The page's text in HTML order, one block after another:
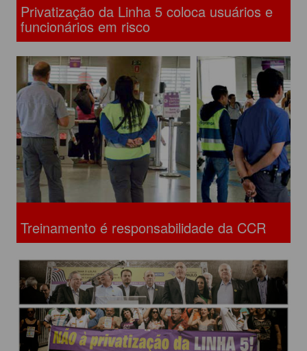
Privatização da Linha 5 coloca usuários e
funcionários em risco
Treinamento é responsabilidade da CCR